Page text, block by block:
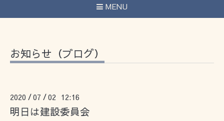
MENU
お知らせ（ブログ）
2020 /07 /02 12:16
明日は建設委員会